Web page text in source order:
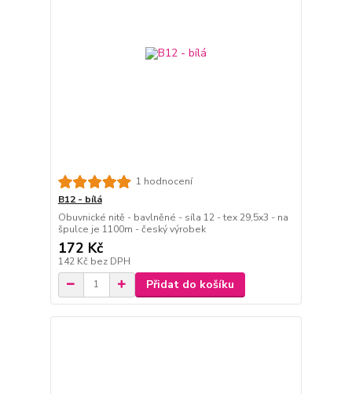
1 hodnocení
B12 - bílá
Obuvnické nitě - bavlněné - síla 12 - tex 29,5x3 - na
špulce je 1100m - český výrobek
172 Kč
142 Kč bez DPH
Přidat do košíku